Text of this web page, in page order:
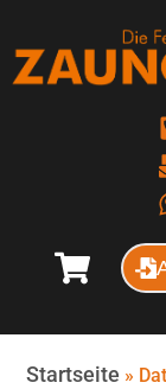
Startseite »